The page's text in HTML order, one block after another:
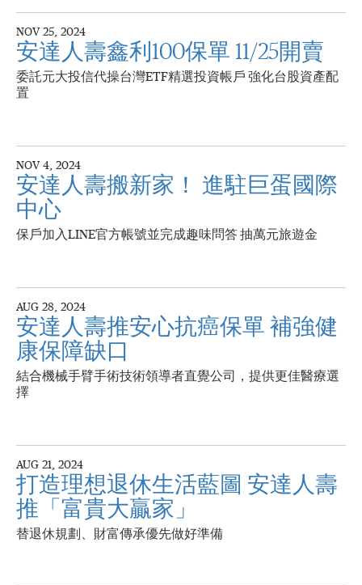
NOV 25, 2024
安達人壽鑫利100保單 11/25開賣
委託元大投信代操台灣ETF精選投資帳戶 強化台股資產配
置
NOV 4, 2024
安達人壽搬新家！ 進駐巨蛋國際
中心
保戶加入LINE官方帳號並完成趣味問答 抽萬元旅遊金
AUG 28, 2024
安達人壽推安心抗癌保單 補強健
康保障缺口
結合機械手臂手術技術領導者直覺公司，提供更佳醫療選
擇
AUG 21, 2024
打造理想退休生活藍圖 安達人壽
推「富貴大贏家」
替退休規劃、財富傳承優先做好準備